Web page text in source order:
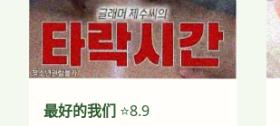
最好的我们 ⭐8.9